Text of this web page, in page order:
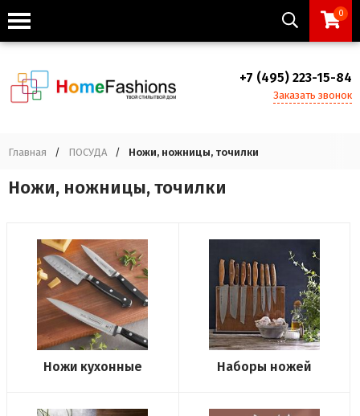
0
+7 (495) 223-15-84
Заказать звонок
Главная / ПОСУДА / Ножи, ножницы, точилки
Ножи, ножницы, точилки
Ножи кухонные Наборы ножей